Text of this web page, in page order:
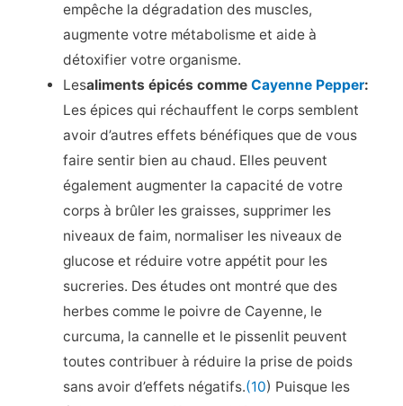
empêche la dégradation des muscles,
augmente votre métabolisme et aide à
détoxifier votre organisme.
Lesaliments épicés commeCayenne Pepper:
Les épices qui réchauffent le corps semblent
avoir d’autres effets bénéfiques que de vous
faire sentir bien au chaud. Elles peuvent
également augmenter la capacité de votre
corps à brûler les graisses, supprimer les
niveaux de faim, normaliser les niveaux de
glucose et réduire votre appétit pour les
sucreries. Des études ont montré que des
herbes comme le poivre de Cayenne, le
curcuma, la cannelle et le pissenlit peuvent
toutes contribuer à réduire la prise de poids
sans avoir d’effets négatifs.(10) Puisque les